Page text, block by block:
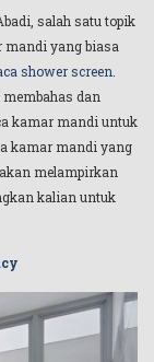
salah satu topik
mandi yang biasa
shower screen
dan
kamar mandi untuk
kamar mandi yang
melampirkan
kalian untuk